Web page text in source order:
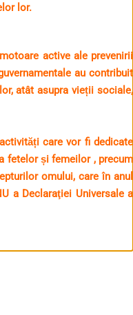
lor.
active ale prevenirii
au contribuit
atât asupra vieții sociale,
care vor fi dedicate
fetelor și femeilor , precum
omului, care în anul
a Declaraţiei Universale a